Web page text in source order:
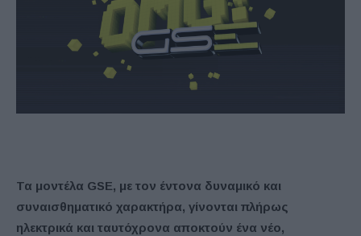
Τα μοντέλα GSE, με τον έντονα δυναμικό και
συναισθηματικό χαρακτήρα, γίνονται πλήρως
ηλεκτρικά και ταυτόχρονα αποκτούν ένα νέο,